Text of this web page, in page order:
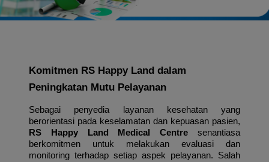
Komitmen RS Happy Land dalam
Peningkatan Mutu Pelayanan
Sebagai penyedia layanan kesehatan yang
RS Happy Land Medical Centre senantiasa
berkomitmen untuk melakukan evaluasi dan
monitoring terhadap setiap aspek pelayanan. Salah